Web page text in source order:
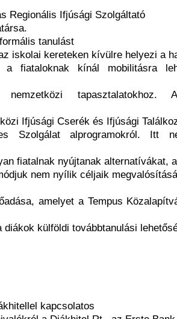
Regionális Ifjúsági Szolgáltató
tanulást
iskolai kereteken kívülre helyezi a
a fiataloknak kínál mobilitásra
tapasztalatokhoz.
Ifjúsági Cserék és Ifjúsági
Szolgálat alprogramokról. Itt
fiatalnak nyújtanak alternatívákat,
nem nyílik céljaik
amelyet a Tempus
diákok külföldi továbbtanulási
kapcsolatos